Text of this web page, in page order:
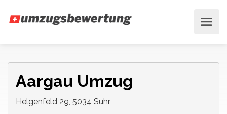
Aargau Umzug
Helgenfeld 29, 5034 Suhr